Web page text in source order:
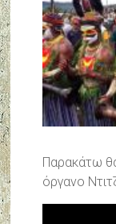
Παρακάτω
όργανο